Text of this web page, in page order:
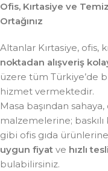
Ofis, Kırtasiye ve
Ortağınız
Altanlar Kırtasiye,
noktadan alışveriş
üzere tüm Türkiye’de
hizmet vermektedir.
Masa başından
malzemelerine;
gibi ofis gıda
uygun fiyat ve hızlı
bulabilirsiniz.